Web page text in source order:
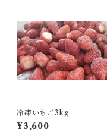
冷凍いちご3kg
¥3,600